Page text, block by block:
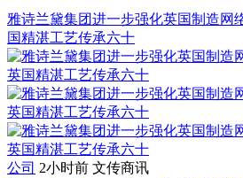
雅诗兰黛集团进一步强化英国制造网
国精湛工艺传承六十
公司 2小时前 文传商讯